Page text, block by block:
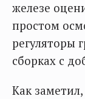
железе
простом
регуляторы
сборках с
Как